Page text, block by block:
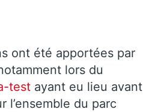
ont été apportées par
lors du
test ayant eu lieu avant
l’ensemble du parc